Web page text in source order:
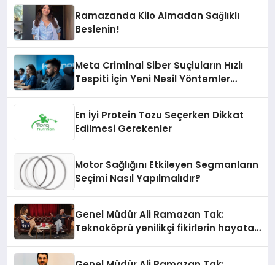
Ramazanda Kilo Almadan Sağlıklı
Beslenin!
Meta Criminal Siber Suçluların Hızlı
Tespiti İçin Yeni Nesil Yöntemler
En İyi Protein Tozu Seçerken Dikkat
Edilmesi Gerekenler
Motor Sağlığını Etkileyen Segmanların
Seçimi Nasıl Yapılmalıdır?
Genel Müdür Ali Ramazan Tak:
Teknoköprü yenilikçi fikirlerin hayata